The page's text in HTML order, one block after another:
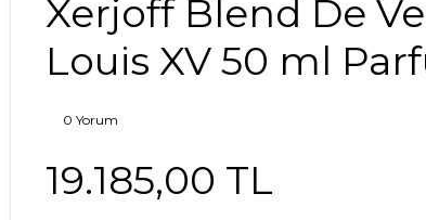
Xerjoff Blend De
Louis XV 50 ml
0 Yorum
19.185,00 TL